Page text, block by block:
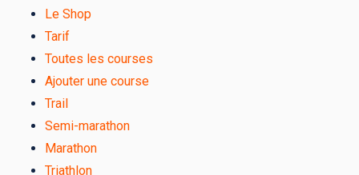
Le Shop
Tarif
Toutes les courses
Ajouter une course
Trail
Semi-marathon
Marathon
Triathlon